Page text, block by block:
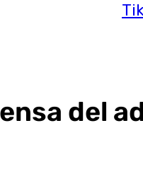
del